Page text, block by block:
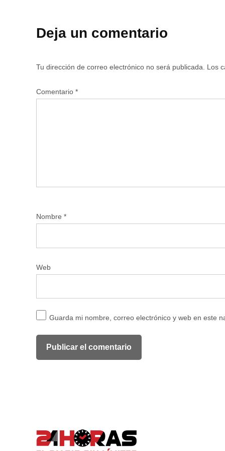
Deja un comentario
Tu dirección de correo electrónico no será publicada. Los
Comentario *
Nombre *
Web
Guarda mi nombre, correo electrónico y web en este